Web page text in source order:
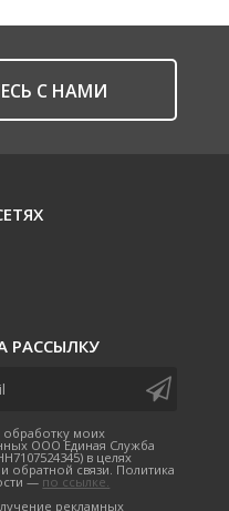
С НАМИ
РАССЫЛКУ
обработку моих
ООО Единая Служба
в целях
обратной связи. Политика
— по ссылке.
рекламных